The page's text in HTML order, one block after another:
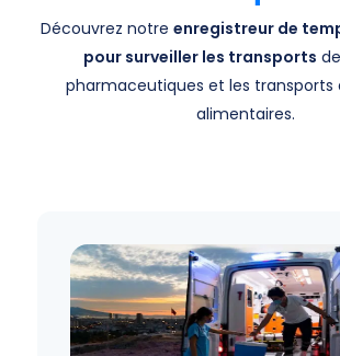
Découvrez notre enregistreur de
pour surveiller les transports
pharmaceutiques et les transports
alimentaires.